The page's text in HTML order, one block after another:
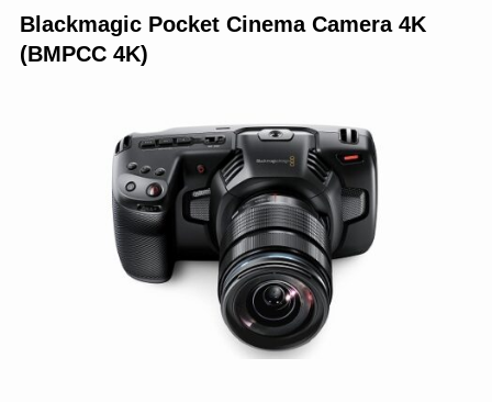
Blackmagic Pocket Cinema Camera 4K
(BMPCC 4K)